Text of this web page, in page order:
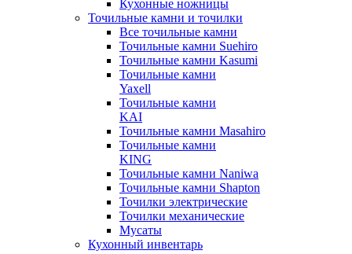
Кухонные ножницы
Точильные камни и точилки
Все точильные камни
Точильные камни Suehiro
Точильные камни Kasumi
Точильные камни
Yaxell
Точильные камни
KAI
Точильные камни Masahiro
Точильные камни
KING
Точильные камни Naniwa
Точильные камни Shapton
Точилки электрические
Точилки механические
Мусаты
Кухонный инвентарь